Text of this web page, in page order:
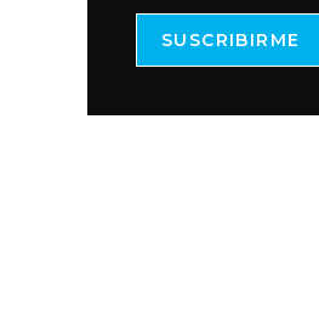
SUSCRIBIRME